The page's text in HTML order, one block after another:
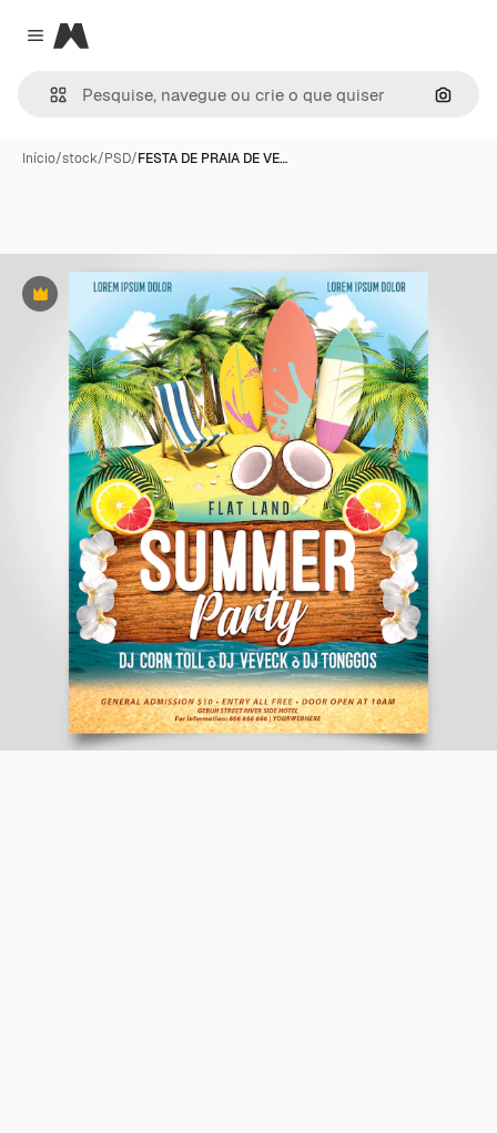
Close menu
Magnific
Início/stock/PSD/FESTA DE PRAIA DE VE…
Premium